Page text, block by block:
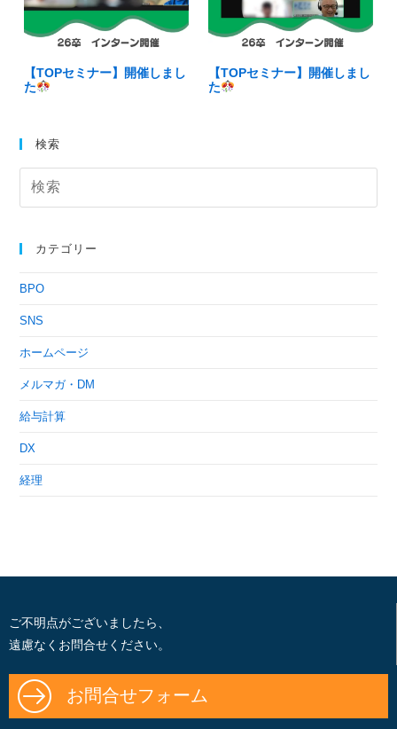
【TOPセミナー】開催しまし
た
【TOPセミナー】開催しまし
た
検索
カテゴリー
BPO
SNS
ホームページ
メルマガ・DM
給与計算
DX
経理
ご不明点がございましたら、
遠慮なくお問合せください。
お問合せフォーム